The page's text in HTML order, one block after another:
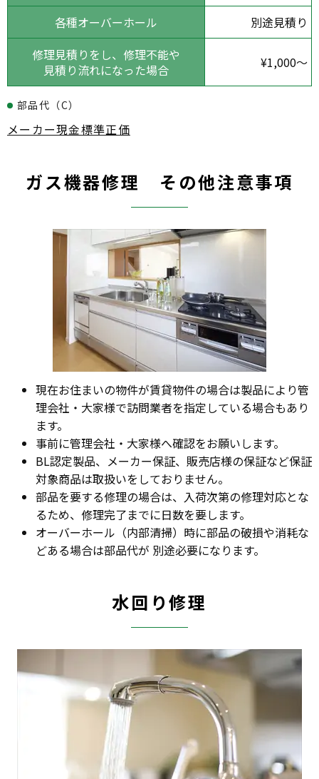
各種オーバーホール
別途見積り
修理見積りをし、修理不能や
見積り流れになった場合
¥1,000～
部品代（C）
メーカー現金標準正価
ガス機器修理 その他注意事項
現在お住まいの物件が賃貸物件の場合は製品により管
理会社・大家様で訪問業者を指定している場合もあり
ます。
事前に管理会社・大家様へ確認をお願いします。
BL認定製品、メーカー保証、販売店様の保証など保証
対象商品は取扱いをしておりません。
部品を要する修理の場合は、入荷次第の修理対応とな
るため、修理完了までに日数を要します。
オーバーホール（内部清掃）時に部品の破損や消耗な
どある場合は部品代が 別途必要になります。
水回り修理